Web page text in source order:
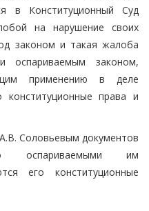
в Конституционный Суд
на нарушение своих
законом и такая жалоба
оспариваемым законом,
применению в деле
конституционные права и
Соловьевым документов
оспариваемыми им
его конституционные